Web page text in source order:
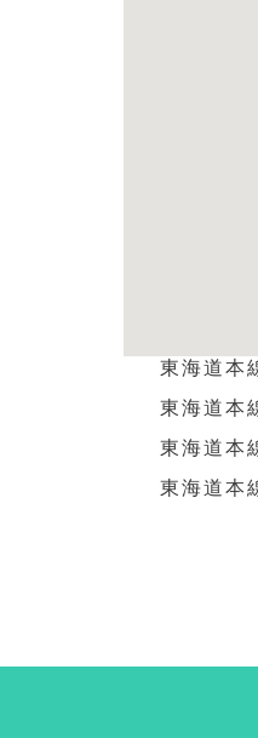
東海道本
東海道本
東海道本
東海道本